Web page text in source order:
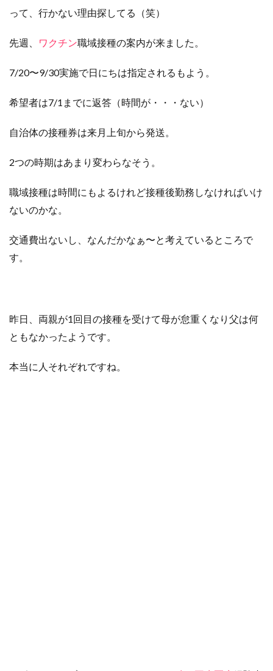
って、行かない理由探してる（笑）
先週、 ワクチン職域接種の案内が来ました。
7/20〜9/30実施で日にちは指定されるもよう。
希望者は7/1までに返答（時間が・・・ない）
自治体の接種券は来月上旬から発送。
2つの時期はあまり変わらなそう。
職域接種は時間にもよるけれど接種後勤務しなければいけ
ないのかな。
交通費出ないし、なんだかなぁ〜と考えているところで
す。
昨日、両親が1回目の接種を受けて母が怠重くなり父は何
ともなかったようです。
本当に人それぞれですね。